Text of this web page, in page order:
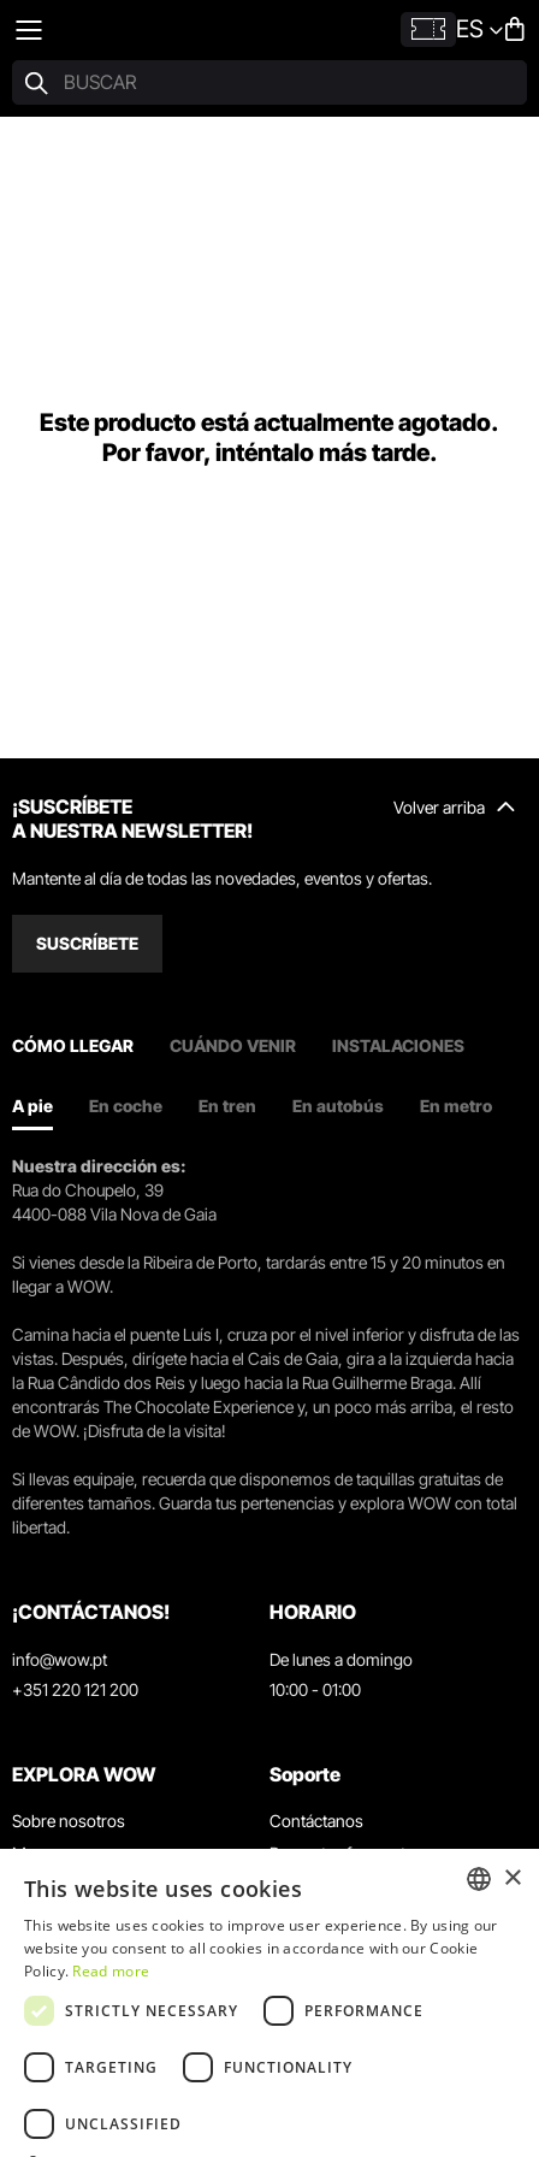
ES
Este producto está actualmente agotado.
Por favor, inténtalo más tarde.
Volver arriba
¡SUSCRÍBETE
A NUESTRA NEWSLETTER!
Mantente al día de todas las novedades, eventos y ofertas.
SUSCRÍBETE
CÓMO LLEGAR CUÁNDO VENIR INSTALACIONES
A pie En coche En tren En autobús En metro
Nuestra dirección es:
Rua do Choupelo, 39
4400-088 Vila Nova de Gaia
Si vienes desde la Ribeira de Porto, tardarás entre 15 y 20 minutos en
llegar a WOW.
Camina hacia el puente Luís I, cruza por el nivel inferior y disfruta de las
vistas. Después, dirígete hacia el Cais de Gaia, gira a la izquierda hacia
la Rua Cândido dos Reis y luego hacia la Rua Guilherme Braga. Allí
encontrarás The Chocolate Experience y, un poco más arriba, el resto
de WOW. ¡Disfruta de la visita!
Si llevas equipaje, recuerda que disponemos de taquillas gratuitas de
diferentes tamaños. Guarda tus pertenencias y explora WOW con total
libertad.
¡CONTÁCTANOS!
info@wow.pt
+351 220 121 200
HORARIO
De lunes a domingo
10:00 - 01:00
EXPLORA WOW
Sobre nosotros
Museos
Agenda
Noticias
Restaurantes
Tarjeta WOW
Grupos y eventos
Servicio educativo
Soporte
Contáctanos
Preguntas frecuentes
Términos y condiciones
Política de privacidad y cookies
Trabaja con nosotros
Libro de reclamaciones
ENGLISH
×
This website uses cookies
This website uses cookies to improve user experience. By using our
website you consent to all cookies in accordance with our Cookie
Policy. Read more
STRICTLY NECESSARY
PERFORMANCE
TARGETING FUNCTIONALITY
UNCLASSIFIED